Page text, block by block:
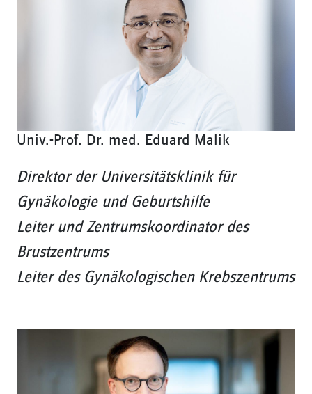
Univ.-Prof. Dr. med. Eduard Malik
Direktor der Universitätsklinik für
Gynäkologie und Geburtshilfe
Leiter und Zentrumskoordinator des
Brustzentrums
Leiter des Gynäkologischen Krebszentrums